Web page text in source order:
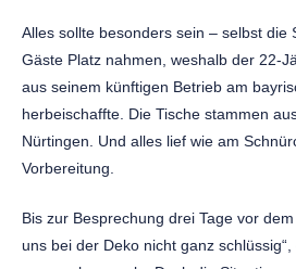
Alles sollte besonders sein – selbst die
Gäste Platz nahmen, weshalb der 22-
aus seinem künftigen Betrieb am
herbeischaffte. Die Tische stammen
Nürtingen. Und alles lief wie am
Vorbereitung.
Bis zur Besprechung drei Tage vor
uns bei der Deko nicht ganz